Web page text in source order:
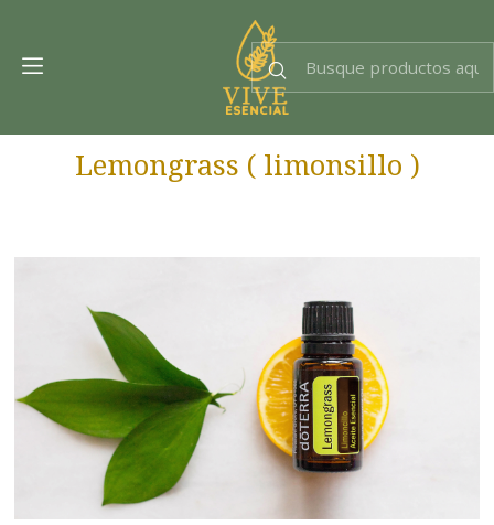
Lemongrass ( limonsillo )
Dra. EsencIAl
Experta en bienestar